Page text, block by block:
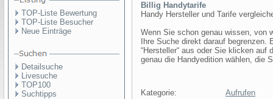
TOP-Liste Bewertung
TOP-Liste Besucher
Neue Einträge
Detailsuche
Livesuche
TOP100
Suchtipps
Billig Handytarife
Handy Hersteller und Tarife
Wenn Sie schon genau wissen, von
Ihre Suche direkt darauf
“Hersteller“ aus oder Sie klicken auf
genau die Handyedition wählen, die
Kategorie:
Aufrufen